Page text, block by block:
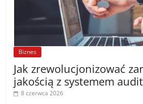
Biznes
Jak zrewolucjonizować
jakością z systemem
8 czerwca 2026